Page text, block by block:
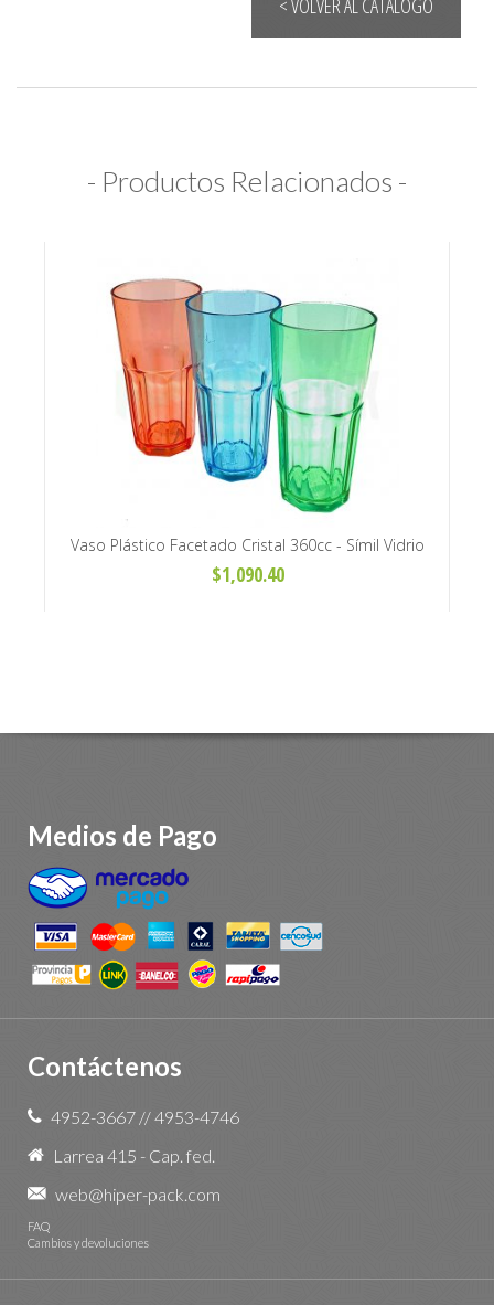
< VOLVER AL CATÁLOGO
- Productos Relacionados -
Vaso Plástico Facetado Cristal 360cc - Símil Vidrio
$1,090.40
Medios de Pago
Contáctenos
4952-3667 //4953-4746
Larrea 415 - Cap. fed.
web@hiper-pack.com
FAQ
Cambios y devoluciones